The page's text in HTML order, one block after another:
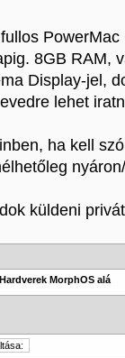
8GB RAM,
Display-jel,
lehet
ha kell
küldeni
Hardverek MorphOS alá